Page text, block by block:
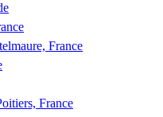
France
France